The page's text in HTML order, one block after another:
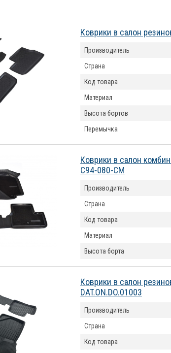
Коврики в салон
Производитель
Страна
Код товара
Материал
Высота бортов
Перемычка
Коврики в салон
C94-080-CM
Производитель
Страна
Код товара
Материал
Высота борта
Коврики в салон
DAT.ON.DO.01003
Производитель
Страна
Код товара